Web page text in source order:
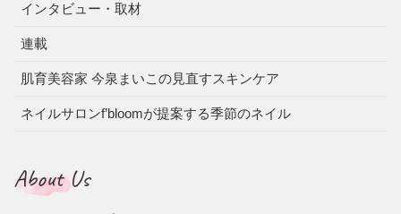
インタビュー・取材
連載
肌育美容家 今泉まいこの見直すスキンケア
ネイルサロンf’bloomが提案する季節のネイル
About Us